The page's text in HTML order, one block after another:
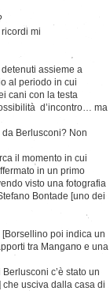
mi
assieme a
al periodo in cui
cani con la testa
d’incontro… ma
Berlusconi? Non
il momento in cui
in un primo
visto una fotografia
Bontade [uno dei
poi indica un
tra Mangano e una
c’è stato un
usciva dalla casa di